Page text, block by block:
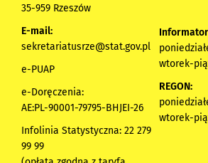
35-959 Rzeszów
E-mail:
sekretariatusrze@stat.gov.pl
e-PUAP
e-Doręczenia:
AE:PL-90001-79795-BHJEI-26
Infolinia Statystyczna: 22 279
99 99
wtorek-
REGON:
wtorek-